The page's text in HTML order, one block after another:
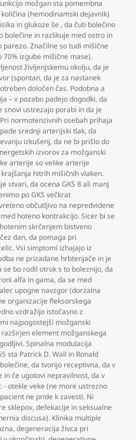
možgan sta pomembna
(hemodinamski dejavnik)
in glukoze še ,da čuti bolečino
bolečine in razlikuje med ostro in
parezo. Značilne so tudi mišične
izgube mišične mase).
življenjskemu okolju,da je
(spontan,da je za nastanek
določen čas. Podobna a
– v pozabo padejo dogodki,da
snovi ustrezajo porabi in da je
normotenzivnih osebah prihaja
srednji arterijski tlak,da
izkušenj,da ne bi prišlo do
izvorov za možganski
arterije so velike arterije
hitrih mišičnih vlaken.
stvari,da ocena GKS 8 ali manj
po GKS večkrat
občutljivo na nepredvidene
hoteno kontrakcijo. Sicer bi se
skrčenjem bistveno
dan,da pomaga pri
Vsi simptomi izhajajo iz
ne prizadane hrbtenjače in je
se bo rodil otrok s to boleznijo,da
alfa in gama,da se med
upogne navzgor (dorzalna
organizacije fleksorskega
vzdražijo istočasno z
najpogostejši možganski
element možganskega
Spinalna modulacija
sta Patrick D. Wall in Ronald
,da tvorijo receptivna,da v
in če ugotovi nepravilnost,da v
otekle veke (ne more ustrezno
ne pride k zavesti. Ni
sklepov,defekacije in seksualne
discusa). Klinika multiple
,degeneracija živca pri